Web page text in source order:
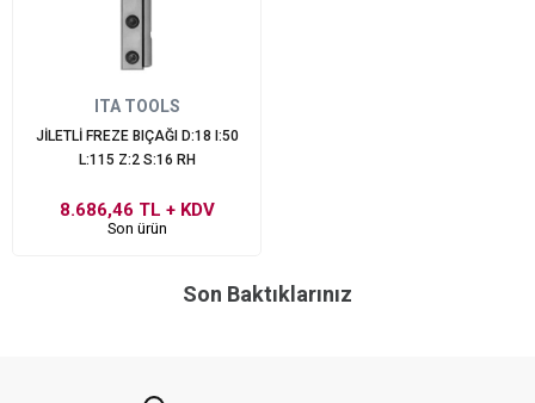
ITA TOOLS
JİLETLİ FREZE BIÇAĞI D:18 I:50
L:115 Z:2 S:16 RH
8.686,46 TL + KDV
Son ürün
Son Baktıklarınız